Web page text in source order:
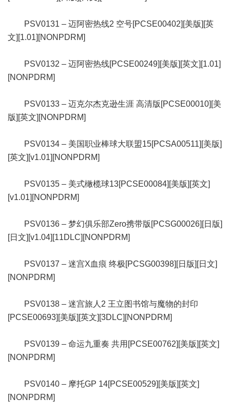
PSV0131 – 迈阿密热线2 空号[PCSE00402][美版][英
文][1.01][NONPDRM]
PSV0132 – 迈阿密热线[PCSE00249][美版][英文][1.01]
[NONPDRM]
PSV0133 – 迈克尔杰克逊生涯 高清版[PCSE00010][美
版][英文][NONPDRM]
PSV0134 – 美国职业棒球大联盟15[PCSA00511][美版]
[英文][v1.01][NONPDRM]
PSV0135 – 美式橄榄球13[PCSE00084][美版][英文]
[v1.01][NONPDRM]
PSV0136 – 梦幻俱乐部Zero携带版[PCSG00026][日版]
[日文][v1.04][11DLC][NONPDRM]
PSV0137 – 迷宫X血痕 终极[PCSG00398][日版][日文]
[NONPDRM]
PSV0138 – 迷宫旅人2 王立图书馆与魔物的封印
[PCSE00693][美版][英文][3DLC][NONPDRM]
PSV0139 – 命运九重奏 共用[PCSE00762][美版][英文]
[NONPDRM]
PSV0140 – 摩托GP 14[PCSE00529][美版][英文]
[NONPDRM]